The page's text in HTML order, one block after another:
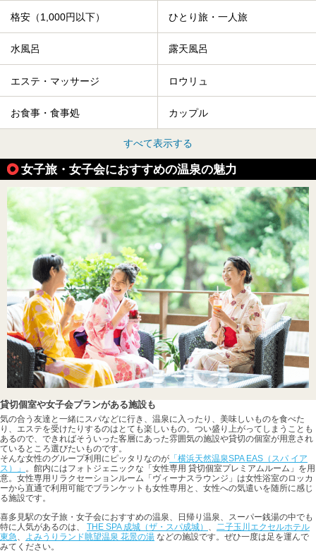
格安（1,000円以下） ひとり旅・一人旅
水風呂 露天風呂
エステ・マッサージ ロウリュ
お食事・食事処 カップル
すべて表示する
女子旅・女子会におすすめの温泉の魅力
貸切個室や女子会プランがある施設も
気の合う友達と一緒にスパなどに行き、温泉に入ったり、美味しいものを食べた
り、エステを受けたりするのはとても楽しいもの。つい盛り上がってしまうことも
あるので、できればそういった客層にあった雰囲気の施設や貸切の個室が用意され
ているところ選びたいものです。
そんな女性のグループ利用にピッタリなのが 「横浜天然温泉SPA EAS（スパ イア
ス）」 。館内にはフォトジェニックな「女性専用 貸切個室プレミアムルーム」を用
意。女性専用リラクセーションルーム「ヴィーナスラウンジ」は女性浴室のロッカ
ーから直通で利用可能でブランケットも女性専用と、女性への気遣いを随所に感じ
る施設です。
喜多見駅の女子旅・女子会におすすめの温泉、日帰り温泉、スーパー銭湯の中でも
特に人気があるのは、 THE SPA 成城（ザ・スパ成城） 、 二子玉川エクセルホテル
東急、 よみうりランド眺望温泉 花景の湯 などの施設です。ぜひ一度は足を運んで
みてください。